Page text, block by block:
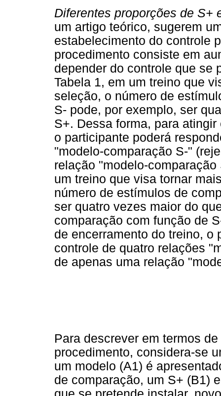
Diferentes proporções de S+
um artigo teórico, sugerem
estabelecimento do controle
procedimento consiste em
depender do controle que se
Tabela 1, em um treino que
seleção, o número de
S- pode, por exemplo, ser
S+. Dessa forma, para
o participante poderá
"modelo-comparação S-"
relação "modelo-
um treino que visa tornar
número de estímulos de
ser quatro vezes maior do
comparação com função de
de encerramento do treino, o
controle de quatro relações
de apenas uma relação
Para descrever em termos
procedimento, considera-se
um modelo (A1) é
de comparação, um S+ (B1)